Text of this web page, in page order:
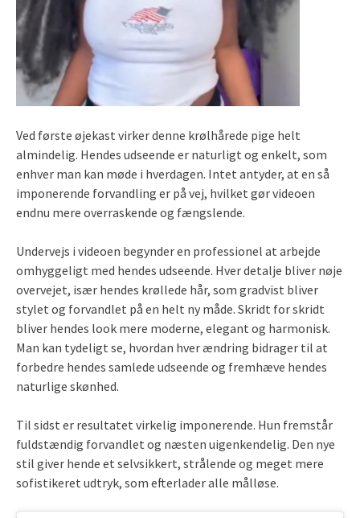
Ved første øjekast virker denne krølhårede pige helt
almindelig. Hendes udseende er naturligt og enkelt, som
enhver man kan møde i hverdagen. Intet antyder, at en så
imponerende forvandling er på vej, hvilket gør videoen
endnu mere overraskende og fængslende.
Undervejs i videoen begynder en professionel at arbejde
omhyggeligt med hendes udseende. Hver detalje bliver nøje
overvejet, især hendes krøllede hår, som gradvist bliver
stylet og forvandlet på en helt ny måde. Skridt for skridt
bliver hendes look mere moderne, elegant og harmonisk.
Man kan tydeligt se, hvordan hver ændring bidrager til at
forbedre hendes samlede udseende og fremhæve hendes
naturlige skønhed.
Til sidst er resultatet virkelig imponerende. Hun fremstår
fuldstændig forvandlet og næsten uigenkendelig. Den nye
stil giver hende et selvsikkert, strålende og meget mere
sofistikeret udtryk, som efterlader alle målløse.